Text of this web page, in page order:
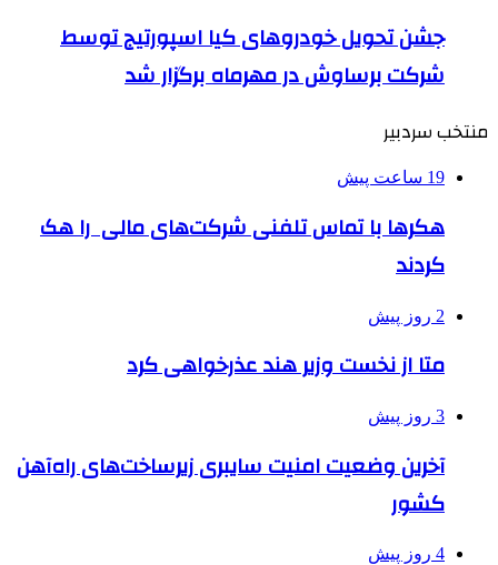
جشن تحویل خودروهای کیا اسپورتیج توسط
شرکت برساوش در مهرماه برگزار شد
منتخب سردبیر
19 ساعت پیش
هکرها با تماس تلفنی شرکت‌های مالی را هک
کردند
2 روز پیش
متا از نخست وزیر هند عذرخواهی کرد
3 روز پیش
آخرین وضعیت امنیت سایبری زیرساخت‌های راه‌آهن
کشور
4 روز پیش